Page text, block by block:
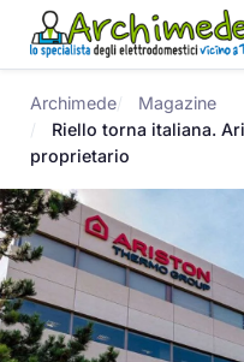
Archimede
Magazine
Riello torna italiana.
proprietario